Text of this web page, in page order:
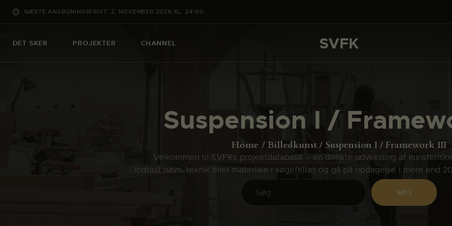
NÆSTE ANSØGNINGSFRIST: 2. NOVEMBER 2026 KL. 24:00
DET SKER PROJEKTER CHANNEL SVFK
Suspension I /
Home Billedkunst Suspension I / Framework III
Velkommen til SVFKs projektdatabase – en direkte udveksling af
Indtast navn, teknik eller materiale i søgefeltet og gå på opdagelse i mere end
SVFK
PROJEKTER
CHANNEL
OM SVFK
ENGLISH